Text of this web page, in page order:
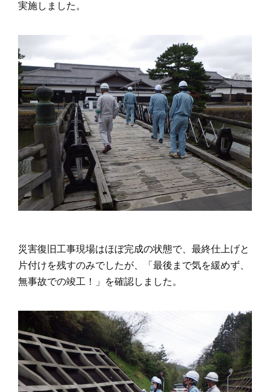
実施しました。
災害復旧工事現場はほぼ完成の状態で、最終仕上げと
片付けを残すのみでしたが、「最後まで気を緩めず、
無事故での竣工！」を確認しました。